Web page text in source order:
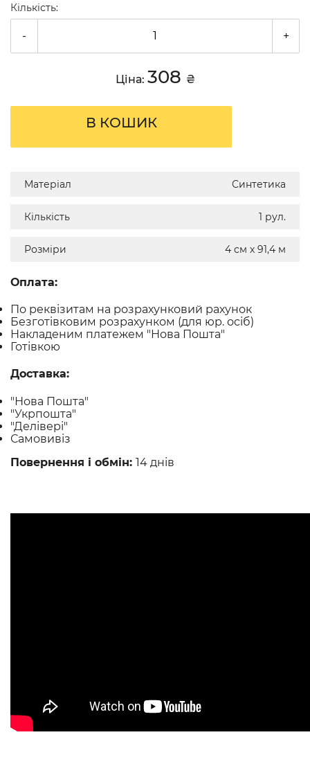
Кількість:
- +
Ціна: 308 ₴
В КОШИК
Матеріал Синтетика
Кількість 1 рул.
Розміри 4 см х 91,4 м
Оплата:
По реквізитам на розрахунковий рахунок
Безготівковим розрахунком (для юр. осіб)
Накладеним платежем "Нова Пошта"
Готівкою
Доставка:
"Нова Пошта"
"Укрпошта"
"Делівері"
Самовивіз
Повернення і обмін: 14 днів